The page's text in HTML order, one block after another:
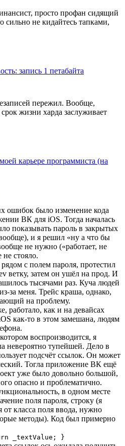
просто профан сидящий
сильно не кидайтесь тапками,
запись 1 петабайта
пережил. Вообще,
жизни харда заслуживает
карьере программиста (на
ошибок было изменение кода
ВК для iOS. Тогда началась
показывать пароль в закрытых
и я решил «ну а что бы
не нужно («работает, не
не стояло.
с полем пароля, протестил
ветку, затем он ушёл на прод. И
тысячами раз. Куча людей
за меня. Трейс краша, однако,
на проблему.
работало, как и на девайсах
как-то в этом замешана, людям
воспроизводится, я
невероятно тупейшей. Дело в
подсчёт ссылок. Он может
Тогла приложение ВК ещё
уже было довольно большой,
опасно и проблематично.
в одном месте
поля пароля, строку (я
от класса поля ввода, нужно
методы). Код был примерно
_textValue; }